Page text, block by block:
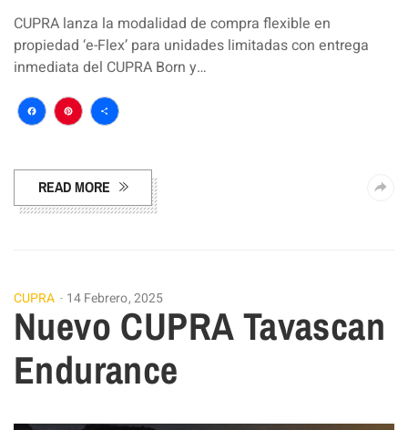
CUPRA lanza la modalidad de compra flexible en
propiedad ‘e-Flex’ para unidades limitadas con entrega
inmediata del CUPRA Born y…
Facebook
Pinterest
Compartir
READ MORE
CUPRA 14 Febrero, 2025
Nuevo CUPRA Tavascan
Endurance